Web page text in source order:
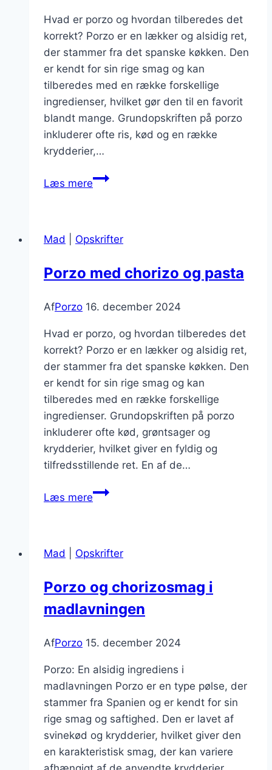
Hvad er porzo og hvordan tilberedes det
korrekt? Porzo er en lækker og alsidig ret,
der stammer fra det spanske køkken. Den
er kendt for sin rige smag og kan
tilberedes med en række forskellige
ingredienser, hvilket gør den til en favorit
blandt mange. Grundopskriften på porzo
inkluderer ofte ris, kød og en række
krydderier,…
Læs merePorzo
og
Mad Opskrifter
Porzo med chorizo og pasta
AfPorzo 16. december 2024
Hvad er porzo, og hvordan tilberedes det
korrekt? Porzo er en lækker og alsidig ret,
der stammer fra det spanske køkken. Den
er kendt for sin rige smag og kan
tilberedes med en række forskellige
ingredienser. Grundopskriften på porzo
inkluderer ofte kød, grøntsager og
krydderier, hvilket giver en fyldig og
tilfredsstillende ret. En af de…
Læs merePorzo
pasta
Mad Opskrifter
Porzo og chorizosmag i
madlavningen
AfPorzo 15. december 2024
Porzo: En alsidig ingrediens i
madlavningen Porzo er en type pølse, der
stammer fra Spanien og er kendt for sin
rige smag og saftighed. Den er lavet af
svinekød og krydderier, hvilket giver den
en karakteristisk smag, der kan variere